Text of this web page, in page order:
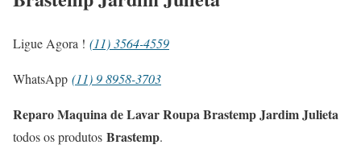
Ligue Agora ! (11) 3564-4559
WhatsApp (11) 9 8958-3703
Reparo Maquina de Lavar Roupa Brastemp Jardim Julieta
todos os produtos Brastemp.